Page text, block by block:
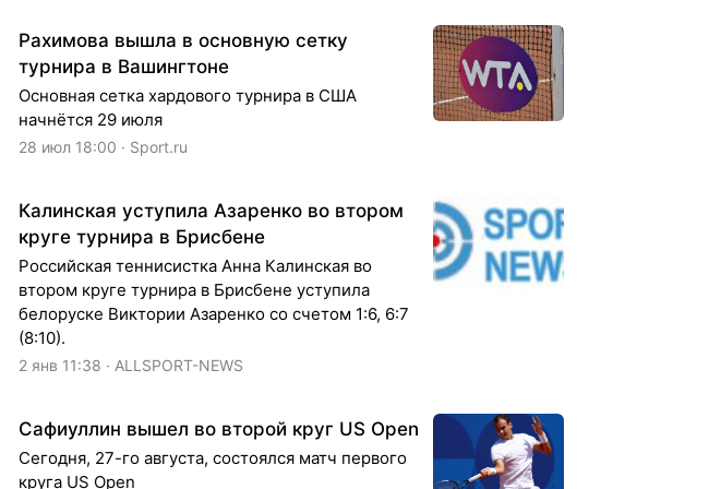
Рахимова вышла в основную сетку
турнира в Вашингтоне
Основная сетка хардового турнира в США
начнётся 29 июля
28 июл 18:00 · Sport.ru
Калинская уступила Азаренко во втором
круге турнира в Брисбене
Российская теннисистка Анна Калинская во
втором круге турнира в Брисбене уступила
белоруске Виктории Азаренко со счетом 1:6, 6:7
(8:10).
2 янв 11:38 · ALLSPORT-NEWS
Сафиуллин вышел во второй круг US Open
Сегодня, 27-го августа, состоялся матч первого
круга US Open